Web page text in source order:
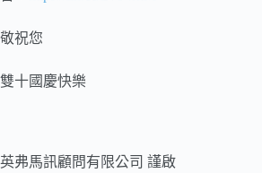
敬祝您
雙十國慶快樂
英弗馬訊顧問有限公司 謹啟